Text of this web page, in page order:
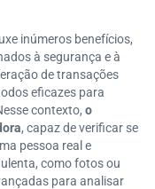
inúmeros benefícios,
à segurança e à
de transações
eficazes para
contexto, o
, capaz de verificar se
pessoa real e
como fotos ou
para analisar